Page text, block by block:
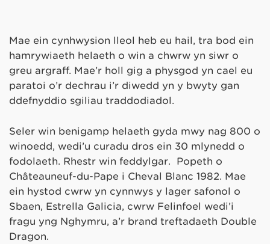
Mae ein cynhwysion lleol heb eu hail, tra bod ein
hamrywiaeth helaeth o win a chwrw yn siŵr o
greu argraff. Mae’r holl gig a physgod yn cael eu
paratoi o’r dechrau i’r diwedd yn y bwyty gan
ddefnyddio sgiliau traddodiadol.
Seler win benigamp helaeth gyda mwy nag 800 o
winoedd, wedi’u curadu dros ein 30 mlynedd o
fodolaeth. Rhestr win feddylgar. Popeth o
Châteauneuf-du-Pape i Cheval Blanc 1982. Mae
ein hystod cwrw yn cynnwys y lager safonol o
Sbaen, Estrella Galicia, cwrw Felinfoel wedi’i
fragu yng Nghymru, a’r brand treftadaeth Double
Dragon.